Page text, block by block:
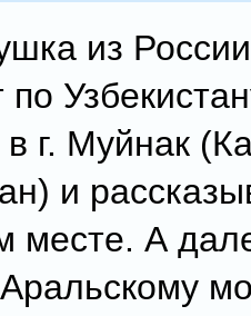
из России
г. Муйнак
и
месте. А